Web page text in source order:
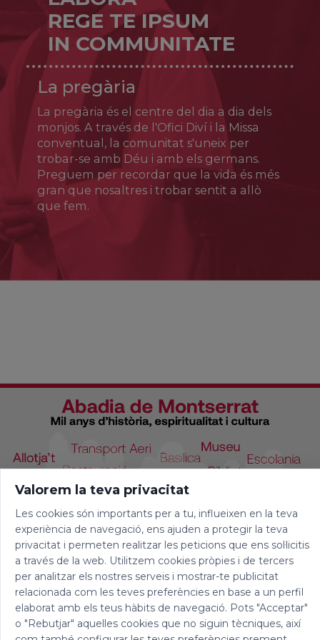
Joan Pere Carafa (qui més tard seria el papa
Pau IV), va fundar un nou estil de vida
sacerdotal (els teatins) centrat en la santedat
del clergat, la confiança en la providència i el
servei als pobres. Després de patir
persecucions i empresonaments se se'n va
retirar a Nàpols, on morí el 7 d’agost de 1547.
Fou canonitzat el 1671.
REGE TE IPSUM
IN COMMUNITATE
La pregària
La pregària és el centre del dia a dia dels
monjos. A través de l'Ofici Diví i la Missa
conventual, la comunitat s'uneix per
trobar-se amb Déu i amb els germans.
Preguem per recordar que la vida és més
gran que nosaltres i trobar sentit a allò
que fem.
Valorem la teva privacitat
Les cookies són importants per a tu, influeixen en la teva
experiència de navegació, ens ajuden a protegir la teva
privacitat i permeten realitzar les peticions que ens sol·licitis
a través de la web. Utilitzem cookies pròpies i de tercers
per analitzar els nostres serveis i mostrar-te publicitat
relacionada com les teves preferències en base a un perfil
elaborat amb els teus hàbits de navegació. Pots "Acceptar"
o "Rebutjar" aquelles cookies que no siguin tècniques, així